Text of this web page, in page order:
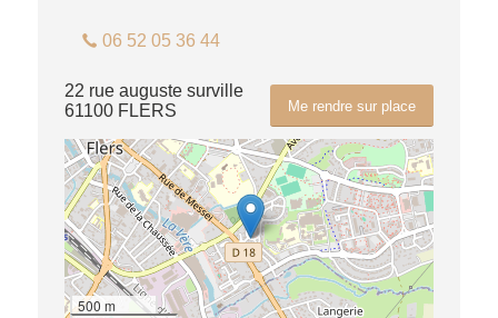
06 52 05 36 44
Me rendre sur place
22 rue auguste surville
61100 FLERS
500 m